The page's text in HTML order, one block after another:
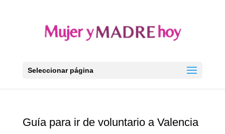
Seleccionar página
Guía para ir de voluntario a Valencia